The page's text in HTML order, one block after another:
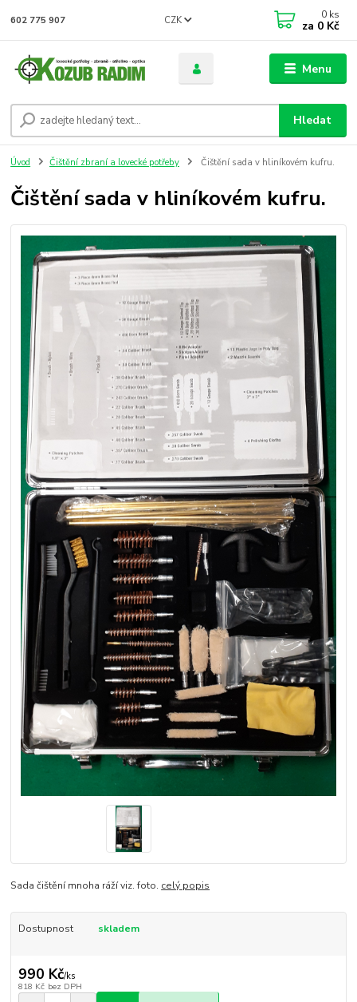
Menu
CZK
Hledat
602 775 907 0 ks
za 0 Kč
Úvod Čištění zbraní a lovecké potřeby Čištění sada v hliníkovém kufru.
Čištění sada v hliníkovém kufru.
Sada čištění mnoha ráží viz. foto. celý popis
Dostupnost skladem
990 Kč/ks
818 Kč bez DPH